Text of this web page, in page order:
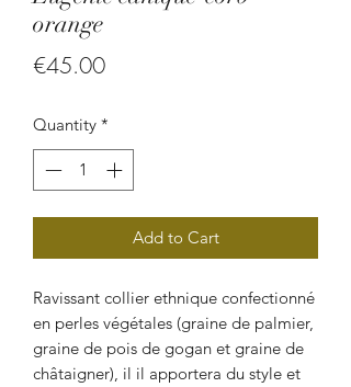
orange
€45.00Price
Quantity *
Add to Cart
Ravissant collier ethnique confectionné
en perles végétales (graine de palmier,
graine de pois de gogan et graine de
châtaigner), il il apportera du style et